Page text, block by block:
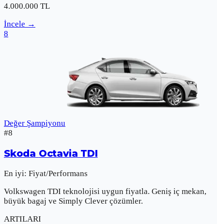
4.000.000 TL
İncele →
8
Değer Şampiyonu
#8
Skoda Octavia TDI
En iyi: Fiyat/Performans
Volkswagen TDI teknolojisi uygun fiyatla. Geniş iç mekan,
büyük bagaj ve Simply Clever çözümler.
ARTILARI